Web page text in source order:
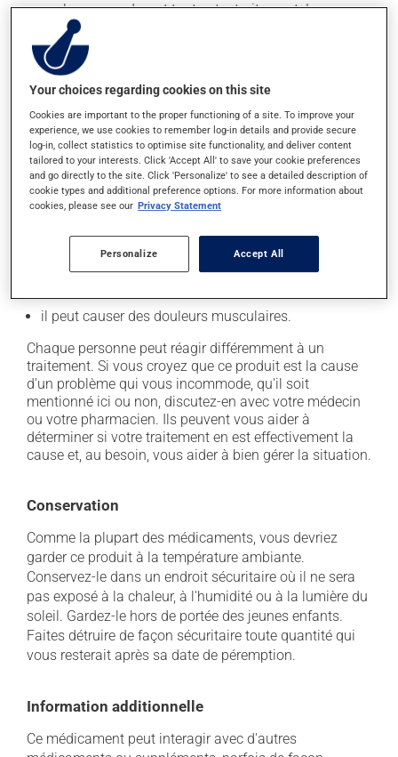
pamplemousse durant tout votre traitement. Le
pamplemousse peut sensiblement modifier l'effet de
votre médicament. Évitez la consommation excessive
d'alcool durant le traitement.
Effets indésirables
En plus de ses effets recherchés, ce produit peut à
l'occasion entraîner certains effets indésirables (effets
secondaires), notamment :
il agit sur l'intestin et peut causer de la diarrhée ou
de la constipation, selon la sensibilité de chacun;
il peut causer des douleurs musculaires.
Chaque personne peut réagir différemment à un
traitement. Si vous croyez que ce produit est la cause
d'un problème qui vous incommode, qu'il soit
mentionné ici ou non, discutez-en avec votre médecin
ou votre pharmacien. Ils peuvent vous aider à
déterminer si votre traitement en est effectivement la
cause et, au besoin, vous aider à bien gérer la situation.
Conservation
Comme la plupart des médicaments, vous devriez
garder ce produit à la température ambiante.
Conservez-le dans un endroit sécuritaire où il ne sera
pas exposé à la chaleur, à l'humidité ou à la lumière du
soleil. Gardez-le hors de portée des jeunes enfants.
Faites détruire de façon sécuritaire toute quantité qui
vous resterait après sa date de péremption.
Information additionnelle
Ce médicament peut interagir avec d'autres
Your choices regarding cookies on this site
Cookies are important to the proper functioning of a site. To improve your
experience, we use cookies to remember log-in details and provide secure
log-in, collect statistics to optimise site functionality, and deliver content
tailored to your interests. Click 'Accept All' to save your cookie preferences
and go directly to the site. Click 'Personalize' to see a detailed description of
cookie types and additional preference options. For more information about
cookies, please see our Privacy Statement
Personalize Accept All